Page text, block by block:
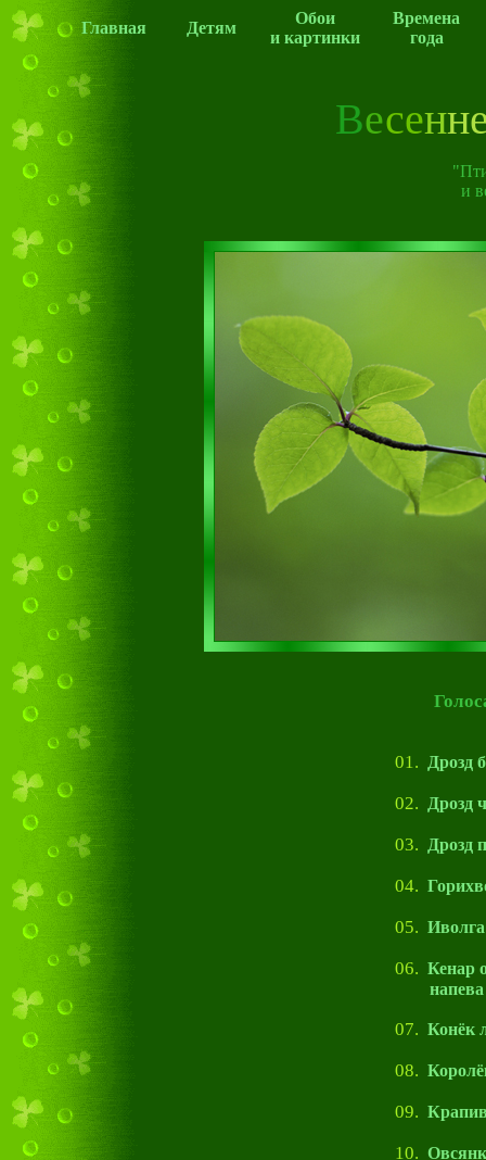
Главная Детям
Обои
и картинки
Времена
года
Весенн
и
01. Дрозд
02. Дрозд
03. Дрозд
04.
05. Иволга
06. Кенар
напева
07. Конёк
08.
09.
10.